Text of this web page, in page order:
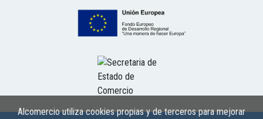
Alcomercio utiliza cookies propias y de terceros para mejorar